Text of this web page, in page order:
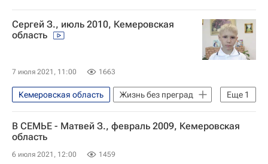
Сергей З., июль 2010, Кемеровская
область
7 июля 2021, 11:00 1663
Еще 1
Кемеровская область
Жизнь без преград
Найди меня, мама
В СЕМЬЕ - Матвей З., февраль 2009, Кемеровская
область
6 июля 2021, 12:00 1459